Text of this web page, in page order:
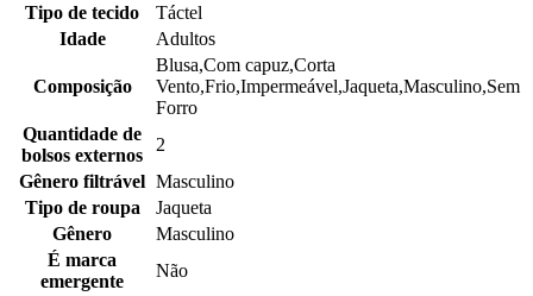
Tipo de tecido
Táctel
Idade
Adultos
Composição
Blusa,Com capuz,Corta
Vento,Frio,Impermeável,Jaqueta,Masculino,Sem
Forro
Quantidade de
bolsos externos
2
Gênero filtrável Masculino
Tipo de roupa
Jaqueta
Gênero
Masculino
É marca
emergente
Não